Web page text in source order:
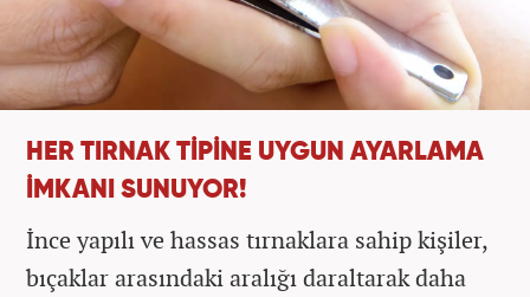
HER TIRNAK TİPİNE UYGUN AYARLAMA
İMKANI SUNUYOR!
İnce yapılı ve hassas tırnaklara sahip kişiler,
bıçaklar arasındaki aralığı daraltarak daha